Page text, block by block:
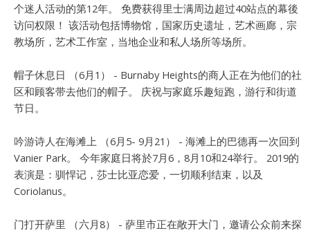
个迷人活动的第12年。 免费获得里士满周边超过40站点的幕後
访问权限！ 该活动包括博物馆，国家历史遗址，艺术画廊，宗
教场所，艺术工作室，当地企业和私人场所等场所。
帽子休息日 （6月1） - Burnaby Heights的商人正在为他们的社
区和顾客带去他们的帽子。 庆祝与家庭乐趣短跑，游行和街道
节日。
吟游诗人在海滩上 （6月5- 9月21） - 海滩上的巴德再一次回到
Vanier Park。 今年家庭日将於7月6，8月10和24举行。 2019的
表演是：驯悍记，莎士比亚恋爱，一切顺利结束，以及
Coriolanus。
门打开萨里 （六月8） - 萨里市正在敞开大门，邀请公众前来探